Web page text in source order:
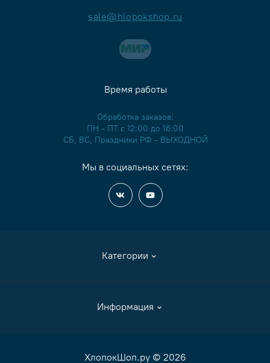
sale@hlopokshop.ru
Категории
Аксессуары
Информация
Как сделать заказ
Время работы
Обработка заказов:
ПН - ПТ с 12:00 до 16:00
СБ, ВС, Праздники РФ - ВЫХОДНОЙ
Мы в социальных сетях:
ХлопокШоп.ру © 2026